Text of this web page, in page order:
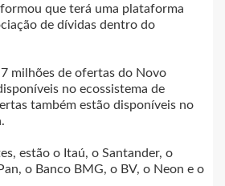
que terá uma plataforma
de dívidas dentro do
milhões de ofertas do Novo
no ecossistema de
também estão disponíveis no
estão o Itaú, o Santander, o
o Banco BMG, o BV, o Neon e o